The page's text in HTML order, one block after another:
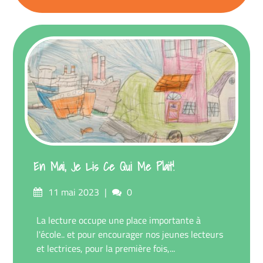
En Mai, Je Lis Ce Qui Me Plait!
Posted11 mai 2023 Comments
0
La lecture occupe une place importante à
l'école.. et pour encourager nos jeunes lecteurs
et lectrices, pour la première fois,...